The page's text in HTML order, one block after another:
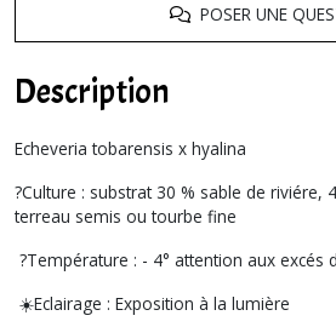
POSER UNE
Description
Echeveria tobarensis x hyalina
?Culture : substrat 30 % sable de riviére,
terreau semis ou tourbe fine
?Température : - 4° attention aux excés
☀️Eclairage : Exposition à la lumière